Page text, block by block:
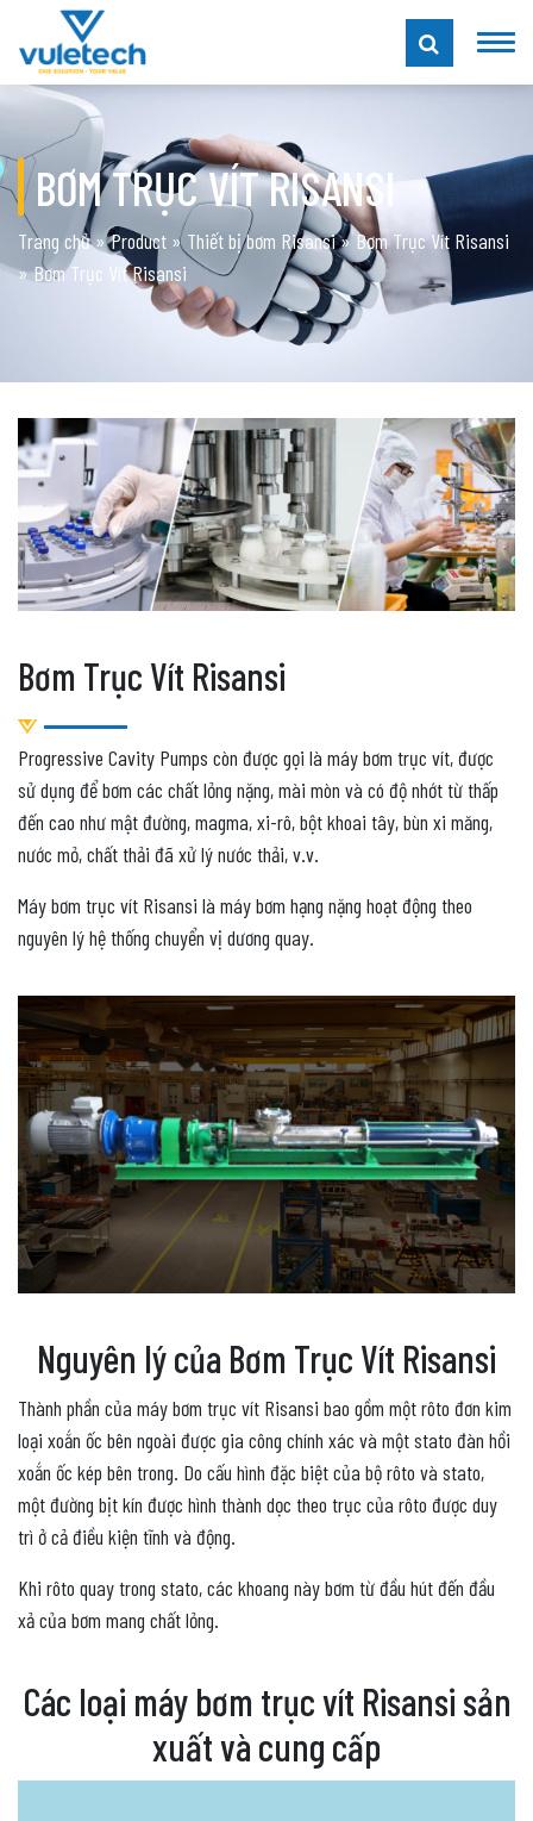
BƠM TRỤC VÍT RISANSI
Trang chủ»Product »Thiết bị bơm Risansi»Bơm Trục Vít Risansi
»Bơm Trục Vít Risansi
Bơm Trục Vít Risansi
Progressive Cavity Pumps còn được gọi là máy bơm trục vít, được
sử dụng để bơm các chất lỏng nặng, mài mòn và có độ nhớt từ thấp
đến cao như mật đường, magma, xi-rô, bột khoai tây, bùn xi măng,
nước mỏ, chất thải đã xử lý nước thải, v.v.
Máy bơm trục vít Risansi là máy bơm hạng nặng hoạt động theo
nguyên lý hệ thống chuyển vị dương quay.
Nguyên lý của Bơm Trục Vít Risansi
Thành phần của máy bơm trục vít Risansi bao gồm một rôto đơn kim
loại xoắn ốc bên ngoài được gia công chính xác và một stato đàn hồi
xoắn ốc kép bên trong. Do cấu hình đặc biệt của bộ rôto và stato,
một đường bịt kín được hình thành dọc theo trục của rôto được duy
trì ở cả điều kiện tĩnh và động.
Khi rôto quay trong stato, các khoang này bơm từ đầu hút đến đầu
xả của bơm mang chất lỏng.
Các loại máy bơm trục vít Risansi sản
xuất và cung cấp